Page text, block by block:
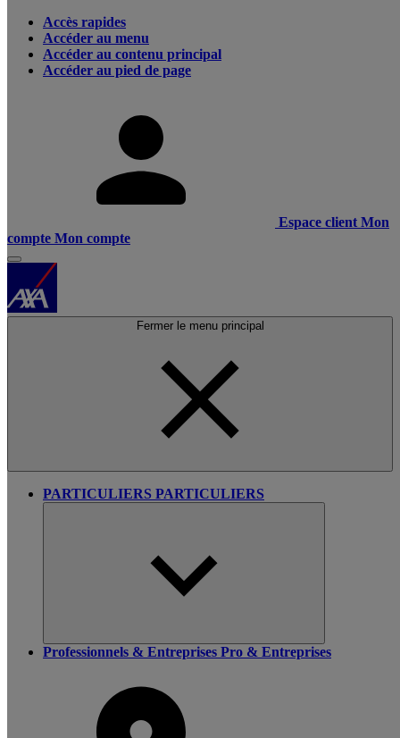
Accès rapides
Accéder au menu
Accéder au contenu principal
Accéder au pied de page
Espace client Mon
compte Mon compte
Fermer le menu principal
PARTICULIERS PARTICULIERS
Professionnels & Entreprises Pro & Entreprises